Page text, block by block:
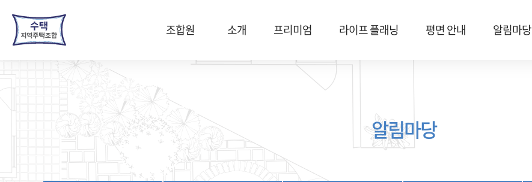
로
가
조합원 소개 프리미엄 라이프 플래닝 평면 안내 알림마당
알림마당